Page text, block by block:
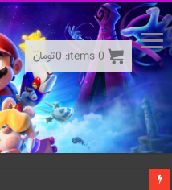
0
items:
0تومان